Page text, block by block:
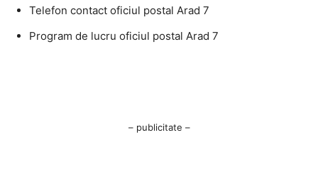
Telefon contact oficiul postal Arad 7
Program de lucru oficiul postal Arad 7
– publicitate –